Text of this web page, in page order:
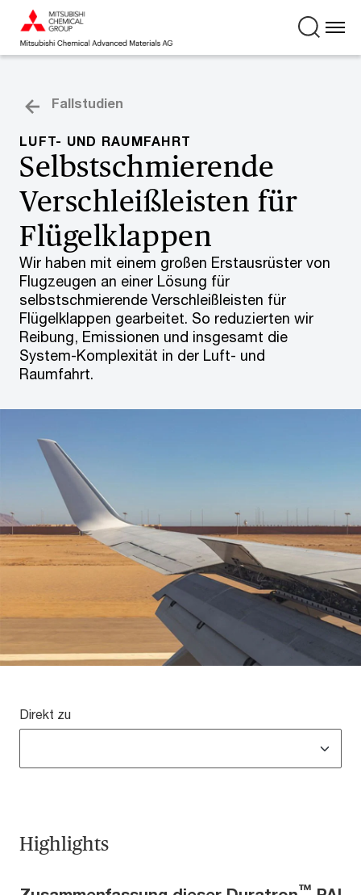
Fallstudien
LUFT- UND RAUMFAHRT
Selbstschmierende
Verschleißleisten für
Flügelklappen
Wir haben mit einem großen Erstausrüster von
Flugzeugen an einer Lösung für
selbstschmierende Verschleißleisten für
Flügelklappen gearbeitet. So reduzierten wir
Reibung, Emissionen und insgesamt die
System-Komplexität in der Luft- und
Raumfahrt.
Direkt zu
Highlights
™